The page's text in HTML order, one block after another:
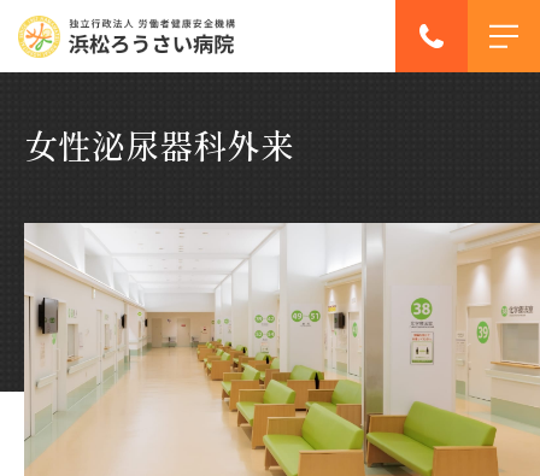
女性泌尿器科外来